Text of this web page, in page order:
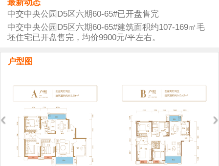
最新动态
中交中央公园D5区六期60-65#已开盘售完
中交中央公园D5区六期60-65#建筑面积约107-169㎡毛
坯住宅已开盘售完，均价9900元/平左右。
户型图
‹ ›